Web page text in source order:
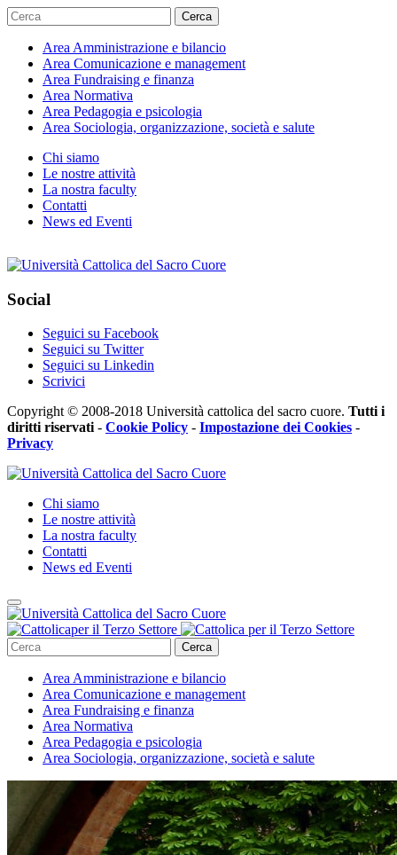
Cerca
Area Amministrazione e bilancio
Area Comunicazione e management
Area Fundraising e finanza
Area Normativa
Area Pedagogia e psicologia
Area Sociologia, organizzazione, società e salute
Chi siamo
Le nostre attività
La nostra faculty
Contatti
News ed Eventi
Social
Seguici su Facebook
Seguici su Twitter
Seguici su Linkedin
Scrivici
Copyright © 2008-2018 Università cattolica del sacro cuore. Tutti i
diritti riservati- Cookie Policy - Impostazione dei Cookies -
Privacy
Chi siamo
Le nostre attività
La nostra faculty
Contatti
News ed Eventi
Cerca
AreaAmministrazione e bilancio
Area Comunicazione e management
Area Fundraising e finanza
Area Normativa
Area Pedagogia e psicologia
Area Sociologia, organizzazione, società e salute